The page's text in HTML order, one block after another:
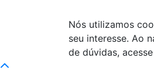
Nós utilizamos
seu interesse. Ao
de dúvidas,